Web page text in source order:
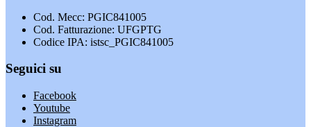
Cod. Mecc: PGIC841005
Cod. Fatturazione: UFGPTG
Codice IPA: istsc_PGIC841005
Seguici su
Facebook
Youtube
Instagram